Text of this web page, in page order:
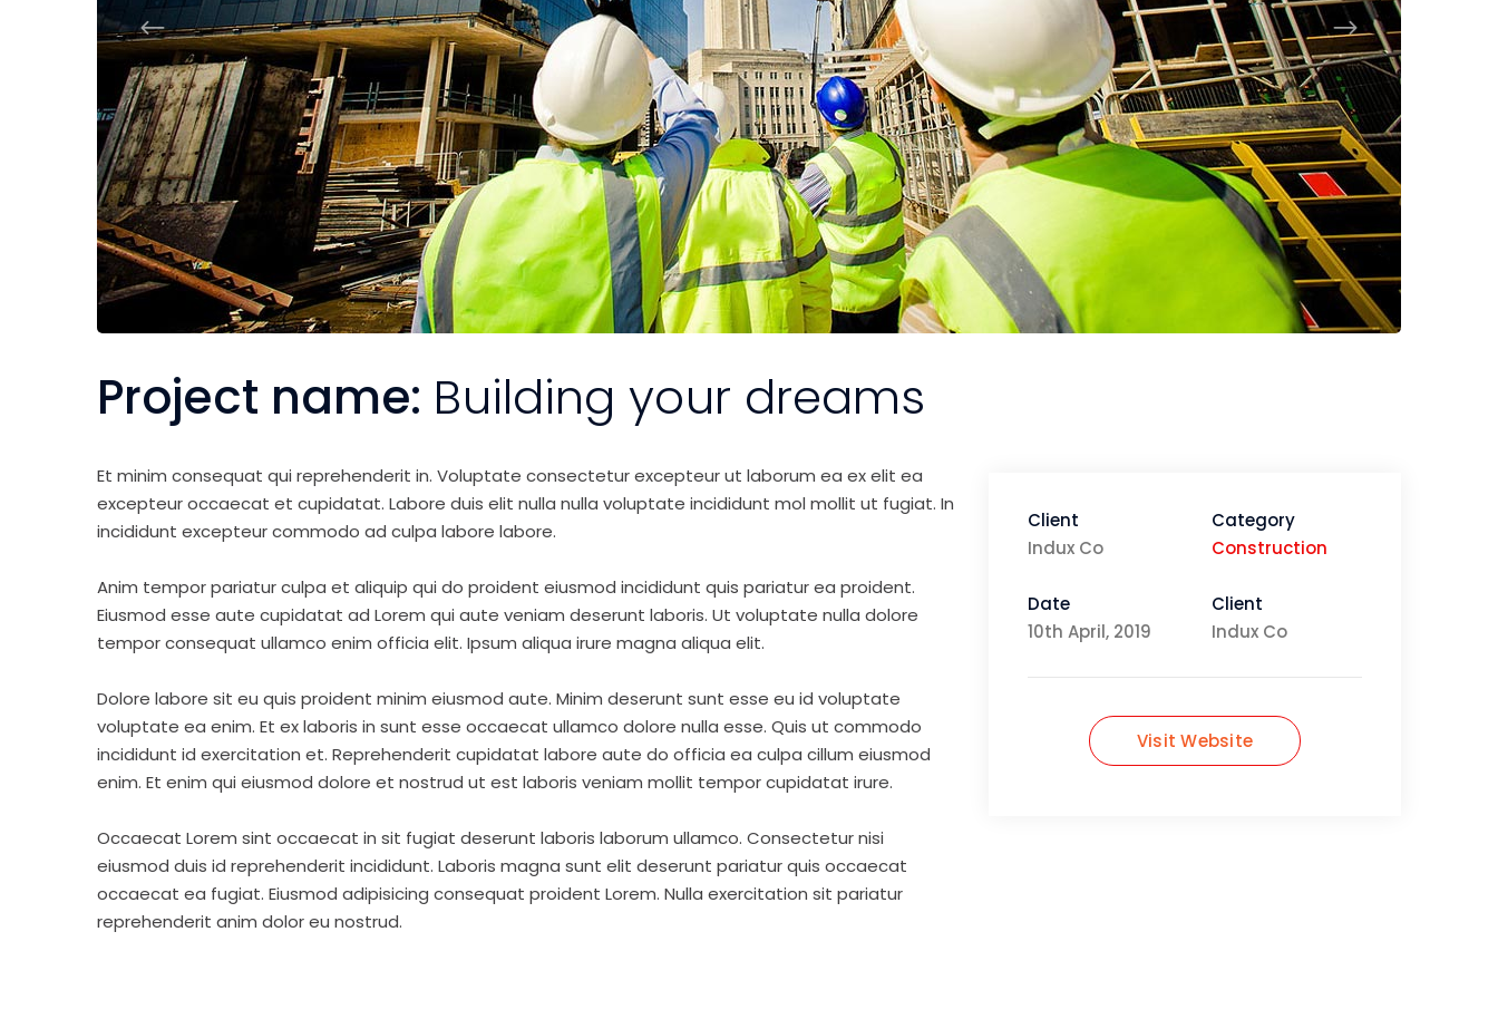
Project name: Building your dreams
Et minim consequat qui reprehenderit in. Voluptate consectetur excepteur ut laborum ea ex elit ea
excepteur occaecat et cupidatat. Labore duis elit nulla nulla voluptate incididunt mol mollit ut fugiat. In
incididunt excepteur commodo ad culpa labore labore.
Anim tempor pariatur culpa et aliquip qui do proident eiusmod incididunt quis pariatur ea proident.
Eiusmod esse aute cupidatat ad Lorem qui aute veniam deserunt laboris. Ut voluptate nulla dolore
tempor consequat ullamco enim officia elit. Ipsum aliqua irure magna aliqua elit.
Dolore labore sit eu quis proident minim eiusmod aute. Minim deserunt sunt esse eu id voluptate
voluptate ea enim. Et ex laboris in sunt esse occaecat ullamco dolore nulla esse. Quis ut commodo
incididunt id exercitation et. Reprehenderit cupidatat labore aute do officia ea culpa cillum eiusmod
enim. Et enim qui eiusmod dolore et nostrud ut est laboris veniam mollit tempor cupidatat irure.
Occaecat Lorem sint occaecat in sit fugiat deserunt laboris laborum ullamco. Consectetur nisi
eiusmod duis id reprehenderit incididunt. Laboris magna sunt elit deserunt pariatur quis occaecat
occaecat ea fugiat. Eiusmod adipisicing consequat proident Lorem. Nulla exercitation sit pariatur
reprehenderit anim dolor eu nostrud.
Client
Indux Co
Category
Construction
Date
10th April, 2019
Client
Indux Co
Visit Website